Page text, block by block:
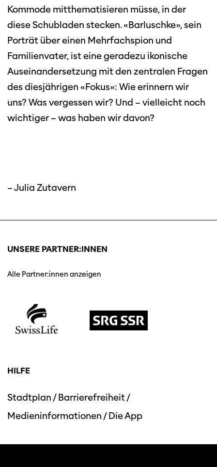
Kommode mitthematisieren müsse, in der
diese Schubladen stecken. «Barluschke», sein
Porträt über einen Mehrfachspion und
Familienvater, ist eine geradezu ikonische
Auseinandersetzung mit den zentralen Fragen
des diesjährigen «Fokus»: Wie erinnern wir
uns? Was vergessen wir? Und – vielleicht noch
wichtiger – was haben wir davon?
– Julia Zutavern
UNSERE PARTNER:INNEN
Alle Partner:innen anzeigen
HILFE
Stadtplan /Barrierefreiheit/
Medieninformationen /Die App